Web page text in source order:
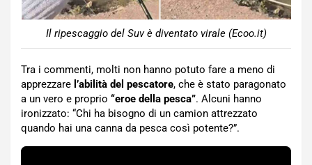
Il ripescaggio del Suv è diventato virale (Ecoo.it)
Tra i commenti, molti non hanno potuto fare a meno di
apprezzare l’abilità del pescatore, che è stato paragonato
a un vero e proprio “eroe della pesca”. Alcuni hanno
ironizzato: “Chi ha bisogno di un camion attrezzato
quando hai una canna da pesca così potente?”.